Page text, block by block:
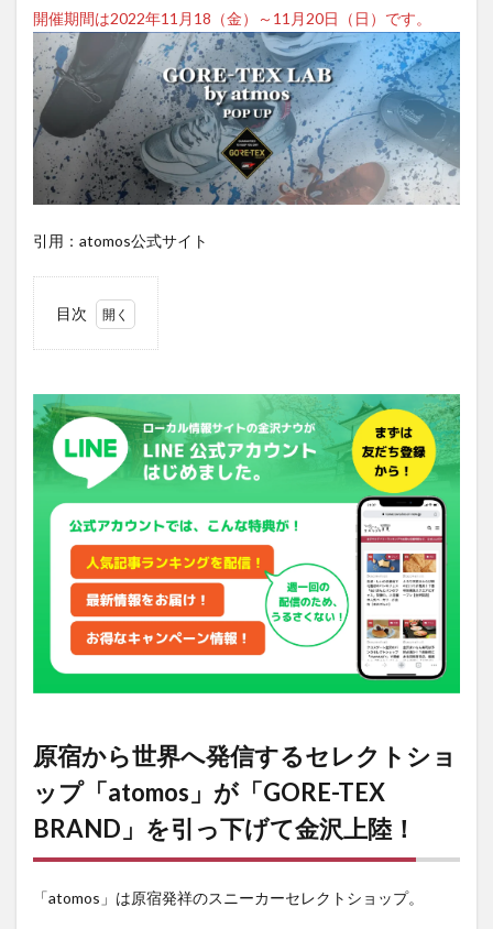
開催期間は2022年11月18（金）～11月20日（日）です。
引用：atomos公式サイト
目次
クトショッ
プ
「atomos」
が「GORE-
TEX
BRAND」を
引っ下げて
中来
方に
特別
ノベ
用意
3
金沢」ポ
の開店情
原宿から世界へ発信するセレクトショ
ップ「atomos」が「GORE-TEX
BRAND」を引っ下げて金沢上陸！
「atomos」は原宿発祥のスニーカーセレクトショップ。